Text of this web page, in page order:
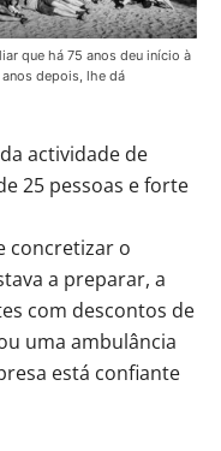
que há 75 anos deu início à
depois, lhe dá
actividade de
25 pessoas e forte
concretizar o
a preparar, a
com descontos de
uma ambulância
está confiante